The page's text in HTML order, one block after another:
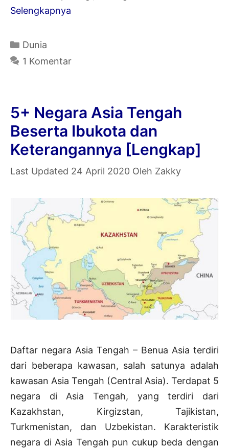
Selengkapnya
Keterangannya
[Lengkap]
Kategori
Dunia
1 Komentar
5+ Negara Asia Tengah
Beserta Ibukota dan
Keterangannya [Lengkap]
24 April 2020 Oleh Zakky
Daftar negara Asia Tengah – Benua Asia terdiri
dari beberapa kawasan, salah satunya adalah
kawasan Asia Tengah (Central Asia). Terdapat 5
negara di Asia Tengah, yang terdiri dari
Kazakhstan, Kirgizstan, Tajikistan,
Turkmenistan, dan Uzbekistan. Karakteristik
negara di Asia Tengah pun cukup beda dengan